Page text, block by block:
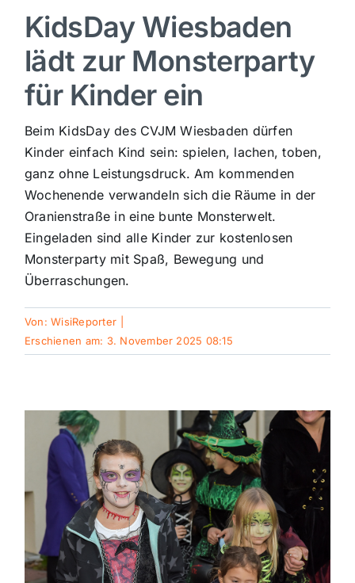
Politik
Wirtschaft
Sport
Kultur
Panorama
Mein Stadtteil
Galerie
Polizeimeldungen
Themen und Termine
Gewinnspiele
KidsDay Wiesbaden
lädt zur Monsterparty
für Kinder ein
Beim KidsDay des CVJM Wiesbaden dürfen
Kinder einfach Kind sein: spielen, lachen, toben,
ganz ohne Leistungsdruck. Am kommenden
Wochenende verwandeln sich die Räume in der
Oranienstraße in eine bunte Monsterwelt.
Eingeladen sind alle Kinder zur kostenlosen
Monsterparty mit Spaß, Bewegung und
Überraschungen.
Von:WisiReporter
Erschienen am: 3. November 2025 08:15